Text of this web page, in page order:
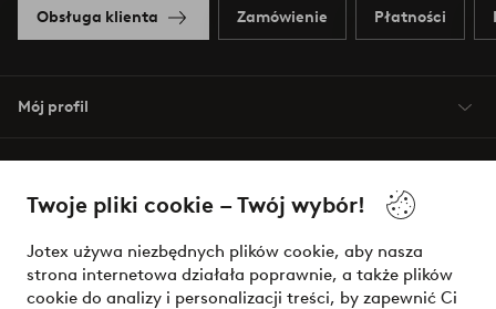
Twoje pliki cookie – Twój wybór!
Jotex używa niezbędnych plików cookie, aby nasza
strona internetowa działała poprawnie, a także plików
cookie do analizy i personalizacji treści, by zapewnić Ci
Obsługa klienta Zamówienie Płatności
Mój profil
Warunki